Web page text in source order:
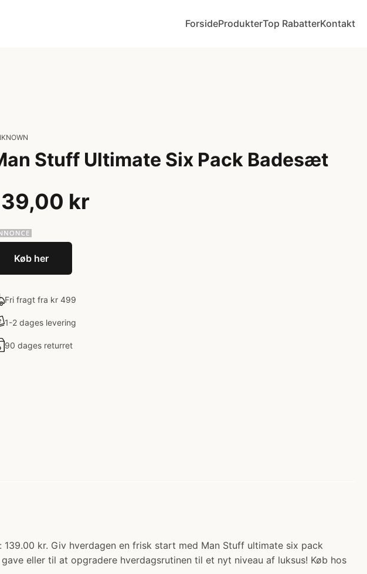
ForsideProdukterTop RabatterKontakt
Stuff Ultimate Six Pack Badesæt
kr
Køb her
Fri fragt fra kr 499
1-2 dages levering
90 dages returret
kr. Giv hverdagen en frisk start med Man Stuff ultimate six pack
eller til at opgradere hverdagsrutinen til et nyt niveau af luksus! Køb hos